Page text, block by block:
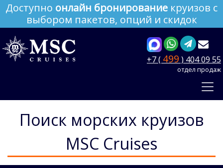
Доступно онлайн бронирование круизов с
выбором пакетов, опций и скидок
+7 ( 499 ) 404 09 55
отдел продаж
Поиск морских круизов
MSC Cruises